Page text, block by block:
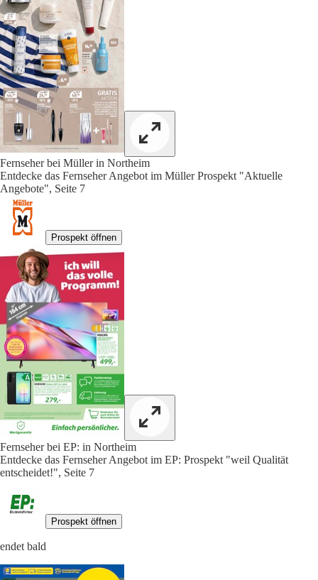
Fernseher bei Müller in Northeim
Entdecke das Fernseher Angebot im Müller Prospekt "Aktuelle
Angebote", Seite 7
Prospekt öffnen
Fernseher bei EP: in Northeim
Entdecke das Fernseher Angebot im EP: Prospekt "weil Qualität
entscheidet!", Seite 7
Prospekt öffnen
endet bald